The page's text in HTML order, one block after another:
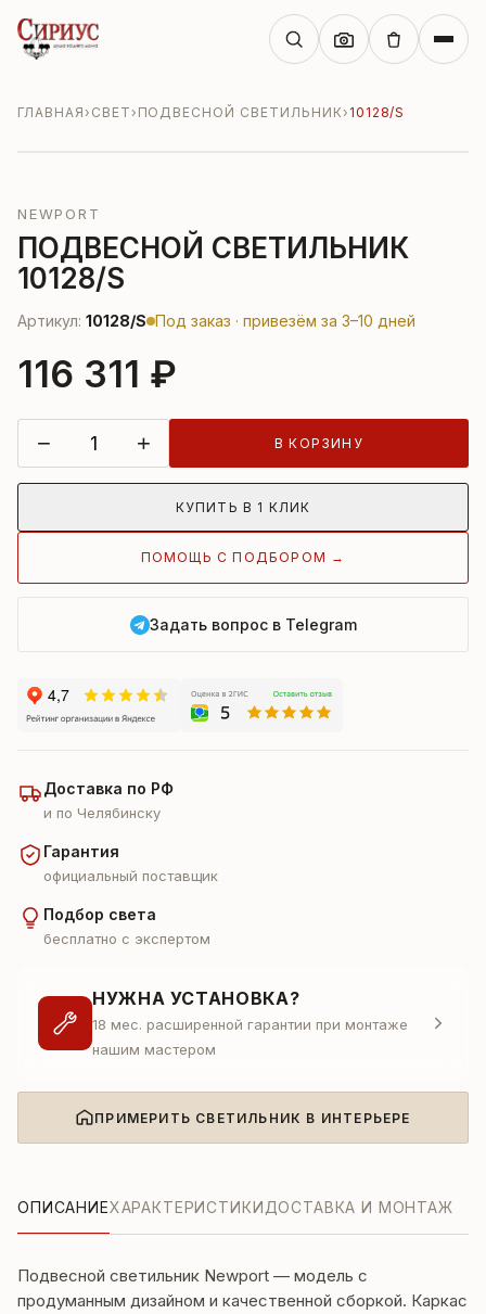
ГЛАВНАЯ› СВЕТ› ПОДВЕСНОЙ СВЕТИЛЬНИК› 10128/S
NEWPORT
ПОДВЕСНОЙ СВЕТИЛЬНИК
10128/S
Артикул: 10128/S Под заказ · привезём за 3–10 дней
116 311 ₽
− + В КОРЗИНУ
КУПИТЬ В 1 КЛИК
ПОМОЩЬ С ПОДБОРОМ →
Задать вопрос в Telegram
Доставка по РФ
и по Челябинску
Гарантия
официальный поставщик
Подбор света
бесплатно с экспертом
НУЖНА УСТАНОВКА?
18 мес. расширенной гарантии при монтаже
нашим мастером
ПРИМЕРИТЬ СВЕТИЛЬНИК В ИНТЕРЬЕРЕ
ОПИСАНИЕХАРАКТЕРИСТИКИДОСТАВКА И МОНТАЖ
Подвесной светильник Newport — модель с
продуманным дизайном и качественной сборкой. Каркас